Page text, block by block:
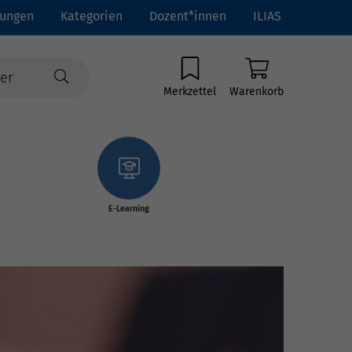
Kategorien Dozent*innen ILIAS
Merkzettel Warenkorb
E-Learning